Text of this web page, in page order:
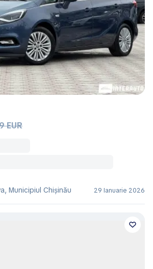
EUR
Municipiul Chișinău
29 Ianuarie 2026